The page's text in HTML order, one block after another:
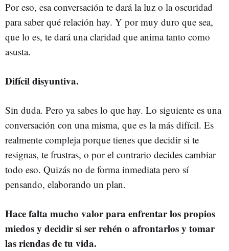
Por eso, esa conversación te dará la luz o la oscuridad
para saber qué relación hay. Y por muy duro que sea,
que lo es, te dará una claridad que anima tanto como
asusta.
Difícil disyuntiva.
Sin duda. Pero ya sabes lo que hay. Lo siguiente es una
conversación con una misma, que es la más difícil. Es
realmente compleja porque tienes que decidir si te
resignas, te frustras, o por el contrario decides cambiar
todo eso. Quizás no de forma inmediata pero sí
pensando, elaborando un plan.
Hace falta mucho valor para enfrentar los propios
miedos y decidir si ser rehén o afrontarlos y tomar
las riendas de tu vida.